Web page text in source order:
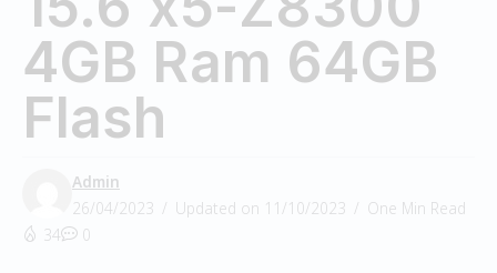
4GB Ram 64GB
Flash
Admin
26/04/2023
Updated on 11/10/2023
One Min Read
34
0